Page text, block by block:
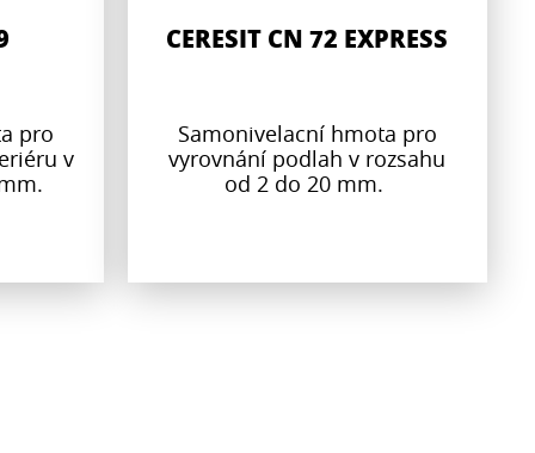
pro
v
CERESIT CN 72 EXPRESS
Samonivelacní hmota pro
vyrovnání podlah v rozsahu
od 2 do 20 mm.